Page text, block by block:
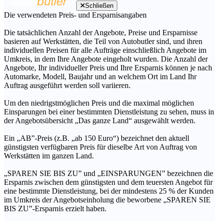
Schließen
Die verwendeten Preis- und Ersparnisangaben
Die tatsächlichen Anzahl der Angebote, Preise und Ersparnisse
basieren auf Werkstätten, die Teil von Autobutler sind, und ihren
individuellen Preisen für alle Aufträge einschließlich Angebote im
Umkreis, in dem Ihre Angebote eingeholt wurden. Die Anzahl der
Angebote, Ihr individueller Preis und Ihre Ersparnis können je nach
Automarke, Modell, Baujahr und an welchem Ort im Land Ihr
Auftrag ausgeführt werden soll variieren.
Um den niedrigstmöglichen Preis und die maximal möglichen
Einsparungen bei einer bestimmten Dienstleistung zu sehen, muss in
der Angebotsübersicht „Das ganze Land“ ausgewählt werden.
Ein „AB”-Preis (z.B. „ab 150 Euro“) bezeichnet den aktuell
günstigsten verfügbaren Preis für dieselbe Art von Auftrag von
Werkstätten im ganzen Land.
„SPAREN SIE BIS ZU” und „EINSPARUNGEN” bezeichnen die
Ersparnis zwischen dem günstigsten und dem teuersten Angebot für
eine bestimmte Dienstleistung, bei der mindestens 25 % der Kunden
im Umkreis der Angebotseinholung die beworbene „SPAREN SIE
BIS ZU”-Ersparnis erzielt haben.